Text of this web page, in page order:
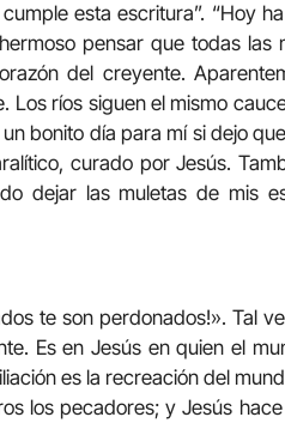
esta escritura”. “Hoy
pensar que todas las
del creyente.
Los ríos siguen el mismo
bonito día para mí si dejo
curado por Jesús.
dejar las muletas de mis
te son perdonados!». Tal
Es en Jesús en quien el
es la recreación del
los pecadores; y Jesús